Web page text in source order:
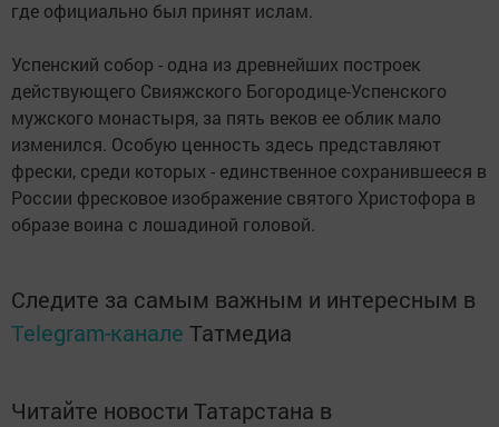
где официально был принят ислам.
Успенский собор - одна из древнейших построек
действующего Свияжского Богородице-Успенского
мужского монастыря, за пять веков ее облик мало
изменился. Особую ценность здесь представляют
фрески, среди которых - единственное сохранившееся в
России фресковое изображение святого Христофора в
образе воина с лошадиной головой.
Следите за самым важным и интересным в
Telegram-канале Татмедиа
Читайте новости Татарстана в